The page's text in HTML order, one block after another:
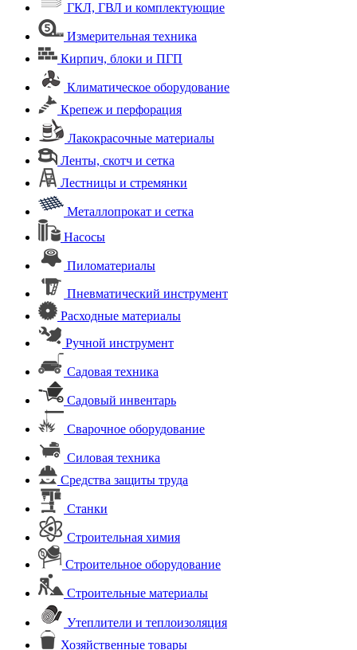
ГКЛ, ГВЛ и комплектующие
Измерительная техника
Кирпич, блоки и ПГП
Климатическое оборудование
Крепеж и перфорация
Лакокрасочные материалы
Ленты, скотч и сетка
Лестницы и стремянки
Металлопрокат и сетка
Насосы
Пиломатериалы
Пневматический инструмент
Расходные материалы
Ручной инструмент
Садовая техника
Садовый инвентарь
Сварочное оборудование
Силовая техника
Средства защиты труда
Станки
Строительная химия
Строительное оборудование
Строительные материалы
Утеплители и теплоизоляция
Хозяйственные товары